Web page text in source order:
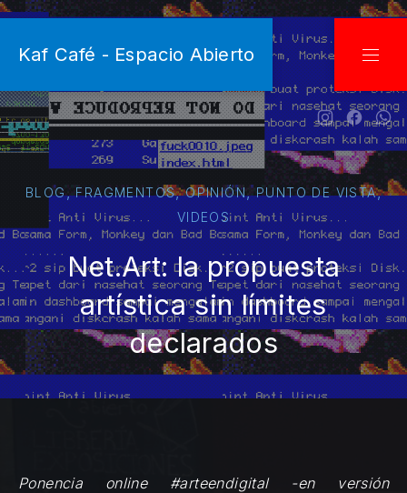
Kaf Café - Espacio Abierto
NewNew
BLOG,FRAGMENTOS,OPINIÓN,PUNTO DE VISTA,
VIDEOS
Net.Art: la propuesta
artística sin límites
declarados
Ponencia online #arteendigital -en versión